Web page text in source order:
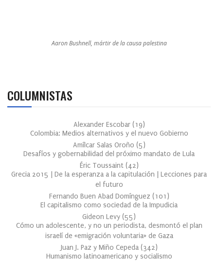
Aaron Bushnell, mártir de la causa palestina
COLUMNISTAS
Alexander Escobar (19)
Colombia: Medios alternativos y el nuevo Gobierno
Amílcar Salas Oroño (5)
Desafíos y gobernabilidad del próximo mandato de Lula
Éric Toussaint (42)
Grecia 2015 | De la esperanza a la capitulación | Lecciones para
el futuro
Fernando Buen Abad Domínguez (101 )
El capitalismo como sociedad de la Impudicia
Gideon Levy (55)
Cómo un adolescente, y no un periodista, desmontó el plan
israelí de «emigración voluntaria» de Gaza
Juan J. Paz y Miño Cepeda (342)
Humanismo latinoamericano y socialismo